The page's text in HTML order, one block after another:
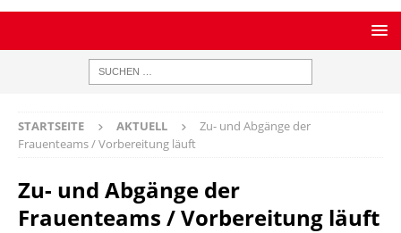
STARTSEITE AKTUELL
Zu- und Abgänge der
Frauenteams / Vorbereitung läuft
Zu- und Abgänge der
Frauenteams / Vorbereitung läuft